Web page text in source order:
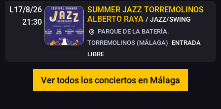
L17/8/26
21:30
SUMMER JAZZ TORREMOLINOS
ALBERTO RAYA / JAZZ/SWING
PARQUE DE LA BATERÍA.
TORREMOLINOS (MÁLAGA) ENTRADA
LIBRE
Ver todos los conciertos en Málaga